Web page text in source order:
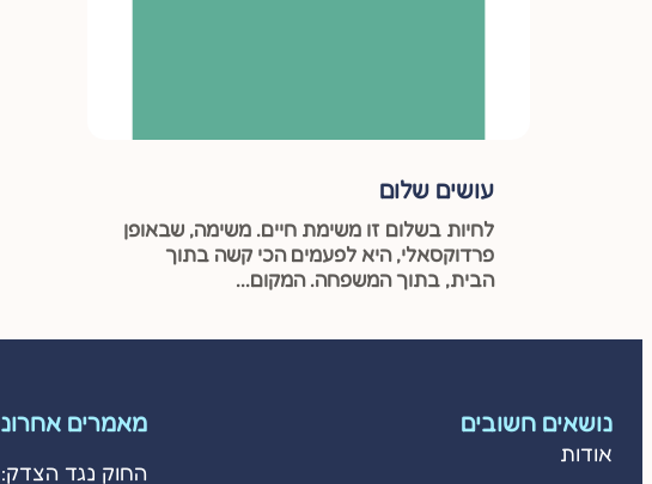
עושים שלום
לחיות בשלום זו משימת חיים. משימה, שבאופן
פרדוקסאלי, היא לפעמים הכי קשה בתוך
הבית, בתוך המשפחה. המקום...
נושאים חשובים
אודות
מאמרים
החוק נגד